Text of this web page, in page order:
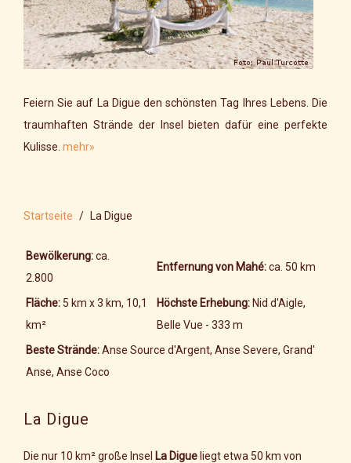
Feiern Sie auf La Digue den schönsten Tag Ihres Lebens. Die
traumhaften Strände der Insel bieten dafür eine perfekte
Kulisse. mehr»
Startseite La Digue
Bewölkerung:ca.
2.800
Entfernung von Mahé:ca. 50 km
Fläche: 5 km x 3 km, 10,1
km²
Höchste Erhebung: Nid d'Aigle,
Belle Vue - 333 m
Beste Strände:Anse Source d'Argent, Anse Severe, Grand'
Anse, Anse Coco
La Digue
Die nur 10 km² große Insel La Digue liegt etwa 50 km von